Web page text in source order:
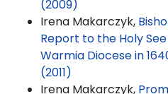
(2009)
Irena Makarczyk,
Report to the Holy
Warmia Diocese in
(2011)
Irena Makarczyk,